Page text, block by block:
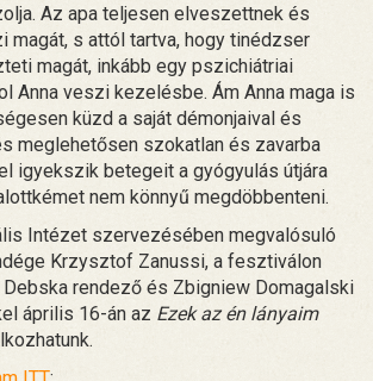
Az apa teljesen elveszettnek és
magát, s attól tartva, hogy tinédzser
magát, inkább egy pszichiátriai
Anna veszi kezelésbe. Ám Anna maga is
küzd a saját démonjaival és
meglehetősen szokatlan és zavarba
igyekszik betegeit a gyógyulás útjára
nem könnyű megdöbbenteni.
Intézet szervezésében megvalósuló
Krzysztof Zanussi, a fesztiválon
rendező és Zbigniew Domagalski
április 16-án az Ezek az én lányaim